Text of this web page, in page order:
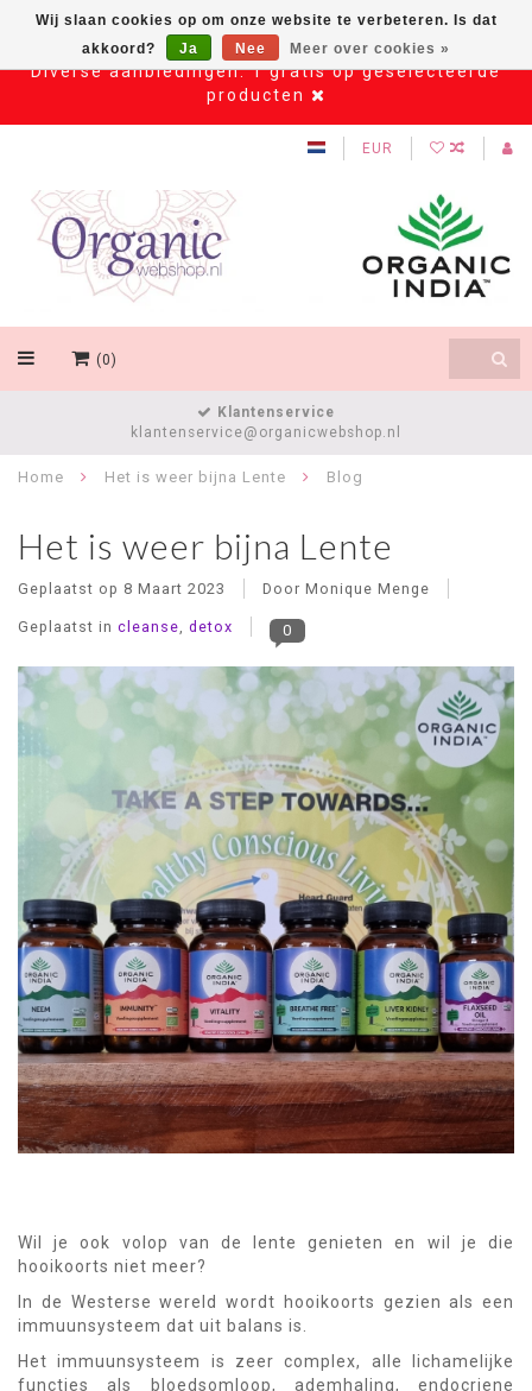
Diverse aanbiedingen: 1 gratis op geselecteerde
producten
EUR
(0)
Klantenservice
klantenservice@organicwebshop.nl
Home Het is weer bijna Lente Blog
Het is weer bijna Lente
Geplaatst op 8 Maart 2023 Door Monique Menge
Geplaatst in cleanse, detox 0
Wil je ook volop van de lente genieten en wil je die
hooikoorts niet meer?
In de Westerse wereld wordt hooikoorts gezien als een
immuunsysteem dat uit balans is.
Het immuunsysteem is zeer complex, alle lichamelijke
functies als bloedsomloop, ademhaling, endocriene
Wij slaan cookies op om onze website te verbeteren. Is dat
akkoord?
Ja Nee Meer over cookies »